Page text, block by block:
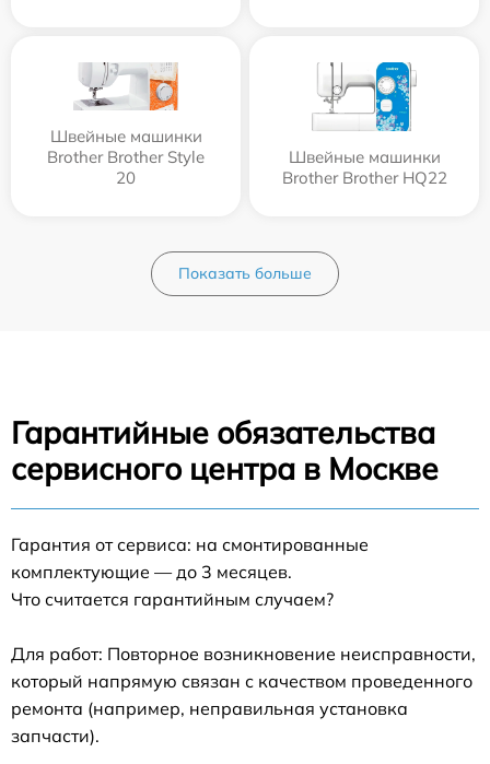
Швейные машинки
Brother Brother Style
20
Швейные машинки
Brother Brother HQ22
Показать больше
Гарантийные обязательства
сервисного центра в Москве
Гарантия от сервиса: на смонтированные
комплектующие — до 3 месяцев.
Что считается гарантийным случаем?
Для работ: Повторное возникновение неисправности,
который напрямую связан с качеством проведенного
ремонта (например, неправильная установка
запчасти).